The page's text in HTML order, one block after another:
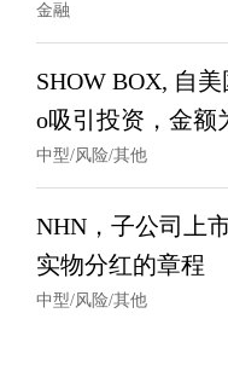
金融
SHOW BOX, 自
o吸引投资，金额
中型/风险/其他
NHN，子公司上
实物分红的章程
中型/风险/其他